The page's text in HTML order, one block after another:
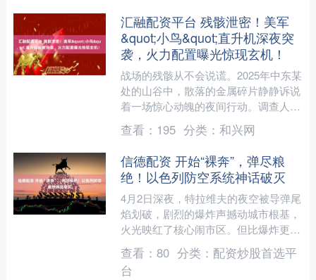
汇融配资平台 残骸泄密！美军
&quot;小鸟&quot;直升机深夜突
袭，火力配置曝光惊现玄机！
战场的残骸从不会说谎。2025年中东某
处的山谷中，散落的金属碎片静静诉说
着一场惊心动魄的夜间行动。调查人员
在现场发现了Hydra-70火箭的尾翼残
片，以及12.....
查看： 195 分类： 和兴网
信德配资 开始“裸奔”，弹尽粮
绝！以色列防空系统神话破灭
4月2日深夜，特拉维夫的夜空被导弹尾
焰划破，剧烈的爆炸声撼动城市根基，
火光映红了核心闹市区。但比爆炸更令
人脊背发凉的，是从导弹入境到落地的
全过程里，以色列号称“....
查看： 80 分类： 配资炒股首选平
台